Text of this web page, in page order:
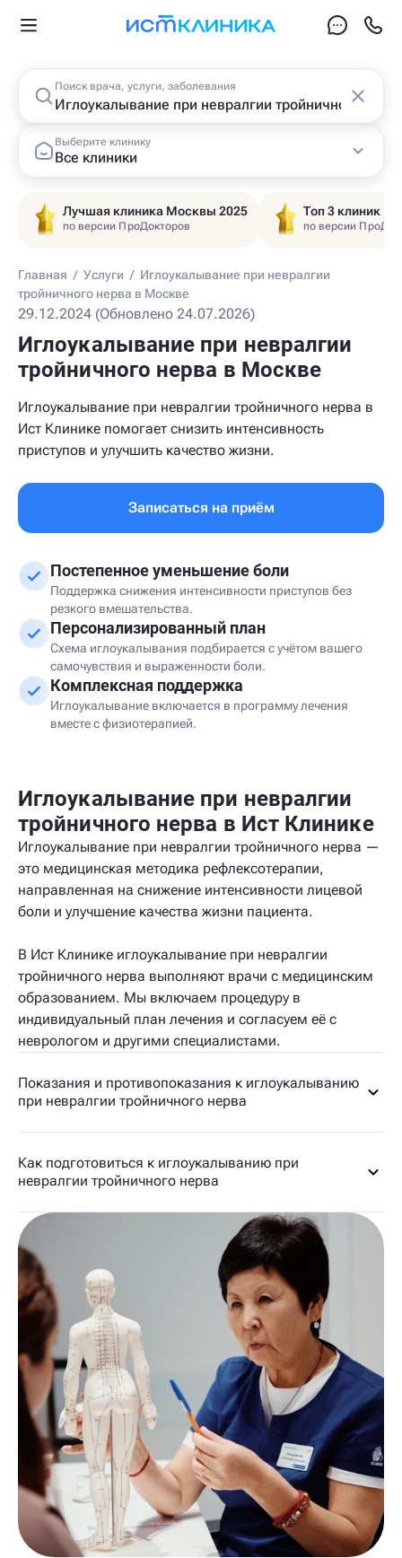
Поиск врача, услуги, заболевания
Выберите клинику
Все клиники
Лучшая клиника Москвы 2025
по версии ПроДокторов
Топ 3 клиник
по версии
Главная / Услуги / Иглоукалывание при невралгии
тройничного нерва в Москве
29.12.2024 (Обновлено 24.07.2026)
Иглоукалывание при невралгии
тройничного нерва в Москве
Иглоукалывание при невралгии тройничного нерва в
Ист Клинике помогает снизить интенсивность
приступов и улучшить качество жизни.
Записаться на приём
Постепенное уменьшение боли
Поддержка снижения интенсивности приступов без
резкого вмешательства.
Персонализированный план
Схема иглоукалывания подбирается с учётом вашего
самочувствия и выраженности боли.
Комплексная поддержка
Иглоукалывание включается в программу лечения
вместе с физиотерапией.
Иглоукалывание при невралгии
тройничного нерва в Ист Клинике
Иглоукалывание при невралгии тройничного нерва —
это медицинская методика рефлексотерапии,
направленная на снижение интенсивности лицевой
боли и улучшение качества жизни пациента.
В Ист Клинике иглоукалывание при невралгии
тройничного нерва выполняют врачи с медицинским
образованием. Мы включаем процедуру в
индивидуальный план лечения и согласуем её с
неврологом и другими специалистами.
Показания и противопоказания к иглоукалыванию
при невралгии тройничного нерва
Как подготовиться к иглоукалыванию при
невралгии тройничного нерва